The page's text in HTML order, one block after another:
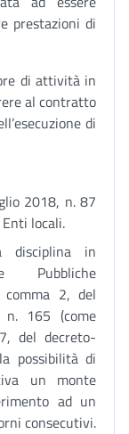
prestazioni di
di attività in
al contratto
di
2018, n. 87
locali.
disciplina in
Pubbliche
2, del
165 (come
del decreto-
possibilità di
un monte
ad un
consecutivi.